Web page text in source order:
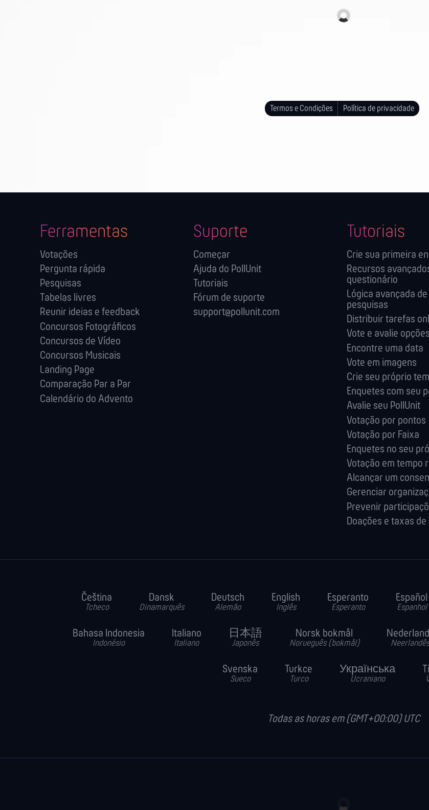
Termos e Condições Política de privacidade
Ferramentas
Votações
Pergunta rápida
Pesquisas
Tabelas livres
Reunir ideias e feedback
Concursos Fotográficos
Concursos de Vídeo
Concursos Musicais
Landing Page
Comparação Par a Par
Calendário do Advento
Suporte
Começar
Ajuda do PollUnit
Tutoriais
Fórum de suporte
support@pollunit.com
Tutoriais
Crie sua primeira
Recursos
questionário
Lógica avançada
pesquisas
Distribuir tarefas
Vote e avalie opções
Encontre uma data
Vote em imagens
Crie seu próprio
Enquetes com seu
Avalie seu PollUnit
Votação por pontos
Votação por Faixa
Enquetes no seu
Votação em tempo
Alcançar um
Gerenciar
Prevenir
Doações e taxas
Čeština
Tcheco
Dansk
Dinamarquês
Deutsch
Alemão
English
Inglês
Esperanto
Esperanto
Español
Espanhol
Bahasa Indonesia
Indonésio
Italiano
Italiano
日本語
Japonês
Norsk bokmål
Norueguês (bokmål) Neerlandês
Svenska
Sueco
Turkce
Turco
Українська
Ucraniano
Todas as horas em (GMT+00:00) UTC